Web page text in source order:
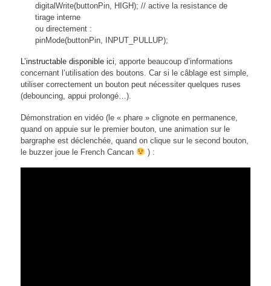
digitalWrite(buttonPin, HIGH); // active la resistance de
tirage interne
ou directement :
pinMode(buttonPin, INPUT_PULLUP);
L’instructable disponible ici, apporte beaucoup d’informations
concernant l’utilisation des boutons. Car si le câblage est simple,
utiliser correctement un bouton peut nécessiter quelques ruses
(debouncing, appui prolongé…).
Démonstration en vidéo (le « phare » clignote en permanence,
quand on appuie sur le premier bouton, une animation sur le
bargraphe est déclenchée, quand on clique sur le second bouton,
le buzzer joue le French Cancan
) :